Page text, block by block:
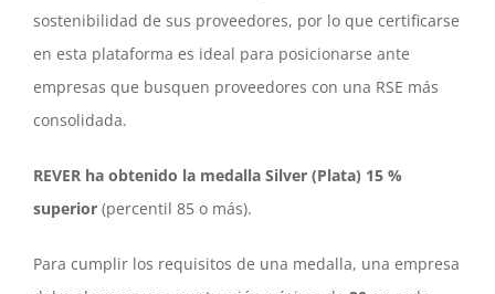
sostenibilidad de sus proveedores, por lo que certificarse
en esta plataforma es ideal para posicionarse ante
empresas que busquen proveedores con una RSE más
consolidada.
REVER ha obtenido la medalla Silver (Plata) 15 %
superior (percentil 85 o más).
Para cumplir los requisitos de una medalla, una empresa